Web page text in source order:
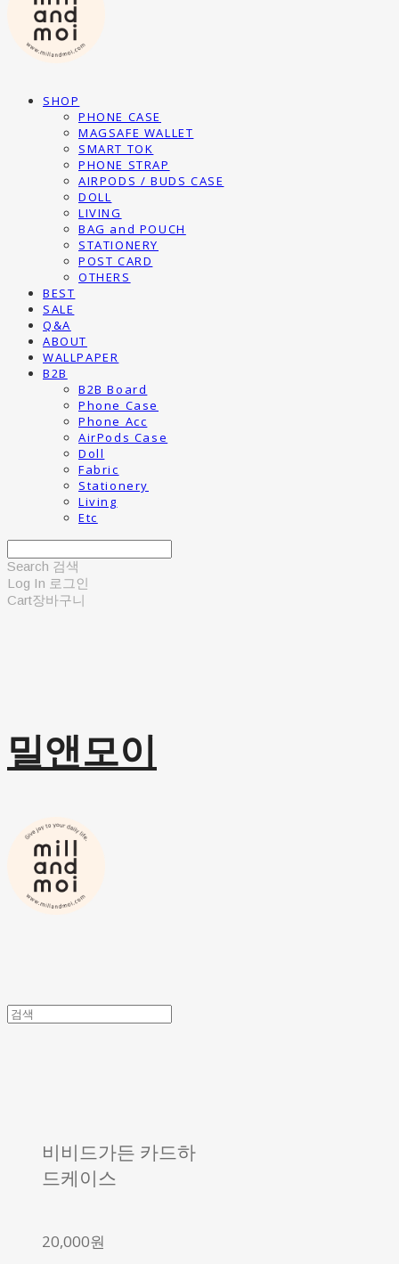
SHOP
PHONE CASE
MAGSAFE WALLET
SMART TOK
PHONE STRAP
AIRPODS / BUDS CASE
DOLL
LIVING
BAG and POUCH
STATIONERY
POST CARD
OTHERS
BEST
SALE
Q&A
ABOUT
WALLPAPER
B2B
B2B Board
Phone Case
Phone Acc
AirPods Case
Doll
Fabric
Stationery
Living
Etc
Search 검색
Log In 로그인
Cart장바구니
밀앤모이
비비드가든 카드하
드케이스
20,000원